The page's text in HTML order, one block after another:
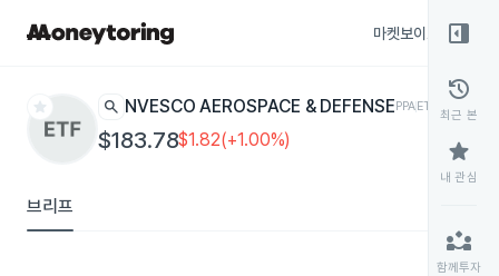
마켓보이스
star search INVESCO AEROSPACE & DEFENSEPPAETF
$183.78$1.82(+1.00%)
브리프
right_panel_open
history
최근 본
star
내 관심
partner_exchange
함께투자